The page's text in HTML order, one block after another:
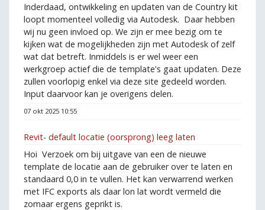
Inderdaad, ontwikkeling en updaten van de Country kit
loopt momenteel volledig via Autodesk. Daar hebben
wij nu geen invloed op. We zijn er mee bezig om te
kijken wat de mogelijkheden zijn met Autodesk of zelf
wat dat betreft. Inmiddels is er wel weer een
werkgroep actief die de template's gaat updaten. Deze
zullen voorlopig enkel via deze site gedeeld worden.
Input daarvoor kan je overigens delen.
07 okt 2025 10:55
Revit- default locatie (oorsprong) leeg laten
Hoi Verzoek om bij uitgave van een de nieuwe
template de locatie aan de gebruiker over te laten en
standaard 0,0 in te vullen. Het kan verwarrend werken
met IFC exports als daar lon lat wordt vermeld die
zomaar ergens geprikt is.